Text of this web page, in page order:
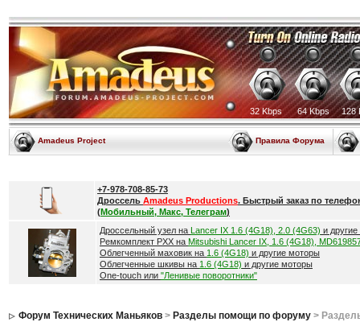
32 Kbps 64 Kbps 128
Amadeus Project Правила Форума
+7-978-708-85-73
Дроссель Amadeus Productions. Быстрый заказ по
(Мобильный, Макс, Телеграм)
Дроссельный узел на Lancer IX 1.6 (4G18), 2.0 (4G63) и
Ремкомплект РХХ на Mitsubishi Lancer IX, 1.6 (4G18),
Облегченный маховик на 1.6 (4G18) и другие моторы
Облегченные шкивы на 1.6 (4G18) и другие моторы
One-touch или "Ленивые поворотники"
Форум Технических Маньяков> Разделы помощи по форуму>